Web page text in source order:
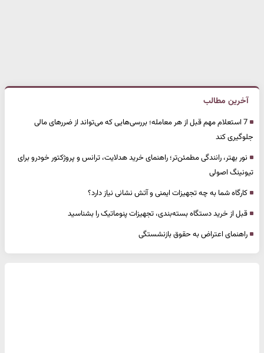
آخرین مطالب
7 استعلام مهم قبل از هر معامله؛ بررسی‌هایی که می‌تواند از ضررهای مالی
جلوگیری کند
نور بهتر، رانندگی مطمئن‌تر؛ راهنمای خرید هدلایت، ترانس و پروژکتور خودرو برای
تیونینگ اصولی
کارگاه شما به چه تجهیزات ایمنی و آتش نشانی نیاز دارد؟
قبل از خرید دستگاه بسته‌بندی، تجهیزات پنوماتیک را بشناسید
راهنمای اعتراض به حقوق بازنشستگی